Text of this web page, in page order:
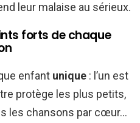
leur malaise au sérieux.
forts de chaque
enfant unique : l’un est
protège les plus petits,
les chansons par cœur…